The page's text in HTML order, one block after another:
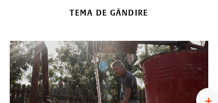
TEMA DE GÂNDIRE